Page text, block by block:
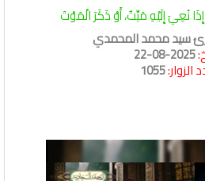
نُعِيَ إِلَيْهِ مَيِّتٌ، أَوْ ذَكَرَ الْمَوْتَ
سيد محمد المحمدي
2025-08-22
الزوار:1055